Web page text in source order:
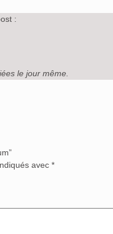
:
le jour même.
avec *